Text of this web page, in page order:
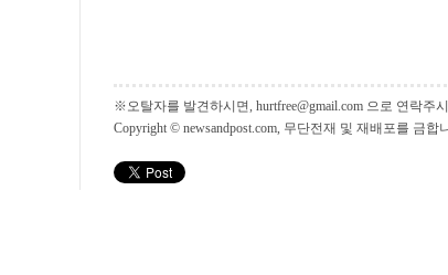
※오탈자를 발견하시면, hurtfree@gmail.com 으로 연락주
Copyright © newsandpost.com, 무단전재 및 재배포를 금합